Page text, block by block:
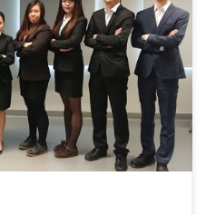
领袖培训计划启动仪式于2017年